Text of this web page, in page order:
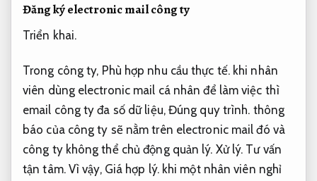
Đăng ký electronic mail công ty
Triển khai.
Trong công ty, Phù hợp nhu cầu thực tế.khi nhân
viên dùng electronic mail cá nhân để làm việc thì
email công ty đa số dữ liệu, Đúng quy trình. thông
báo của công ty sẽ nằm trên electronic mail đó và
công ty không thể chủ động quản lý. Xử lý. Tư vấn
tận tâm.Vì vậy, Giá hợp lý.khi một nhân viên nghỉ